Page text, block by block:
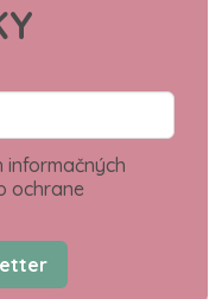
informačných
ochrane